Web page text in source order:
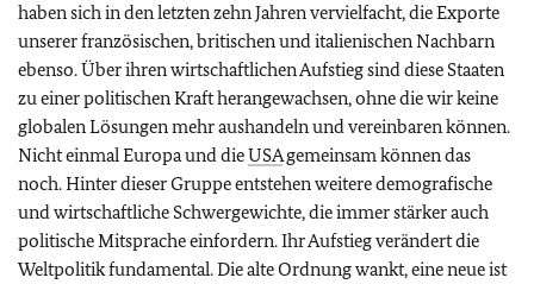
haben sich in den letzten zehn Jahren vervielfacht, die Exporte
unserer französischen, britischen und italienischen Nachbarn
ebenso. Über ihren wirtschaftlichen Aufstieg sind diese Staaten
zu einer politischen Kraft herangewachsen, ohne die wir keine
globalen Lösungen mehr aushandeln und vereinbaren können.
Nicht einmal Europa und dieUSAgemeinsam können das
noch. Hinter dieser Gruppe entstehen weitere demografische
und wirtschaftliche Schwergewichte, die immer stärker auch
politische Mitsprache einfordern. Ihr Aufstieg verändert die
Weltpolitik fundamental. Die alte Ordnung wankt, eine neue ist